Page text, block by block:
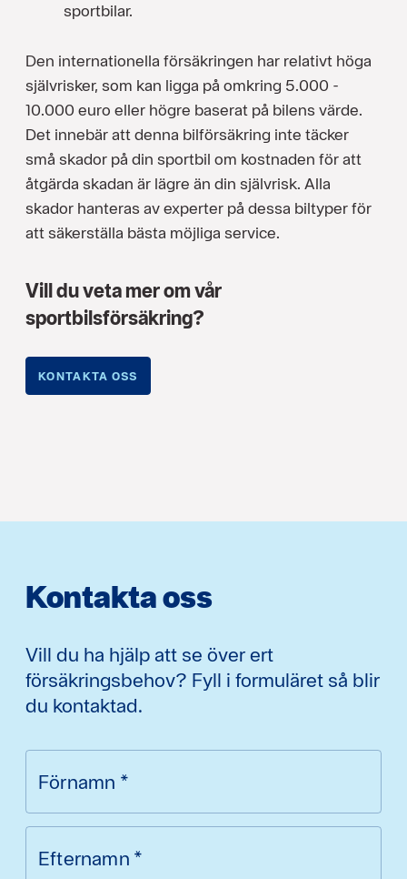
sportbilar.
Den internationella försäkringen har relativt höga
självrisker, som kan ligga på omkring 5.000 -
10.000 euro eller högre baserat på bilens värde.
Det innebär att denna bilförsäkring inte täcker
små skador på din sportbil om kostnaden för att
åtgärda skadan är lägre än din självrisk. Alla
skador hanteras av experter på dessa biltyper för
att säkerställa bästa möjliga service.
Vill du veta mer om vår
sportbilsförsäkring?
KONTAKTA OSS
Kontakta oss
Vill du ha hjälp att se över ert
försäkringsbehov? Fyll i formuläret så blir
du kontaktad.
Förnamn *
Efternamn *